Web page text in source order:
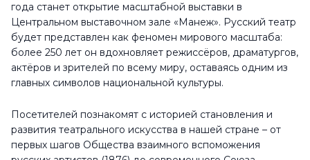
года станет открытие масштабной выставки в
Центральном выставочном зале «Манеж». Русский театр
будет представлен как феномен мирового масштаба:
более 250 лет он вдохновляет режиссёров, драматургов,
актёров и зрителей по всему миру, оставаясь одним из
главных символов национальной культуры.
Посетителей познакомят с историей становления и
развития театрального искусства в нашей стране – от
первых шагов Общества взаимного вспоможения